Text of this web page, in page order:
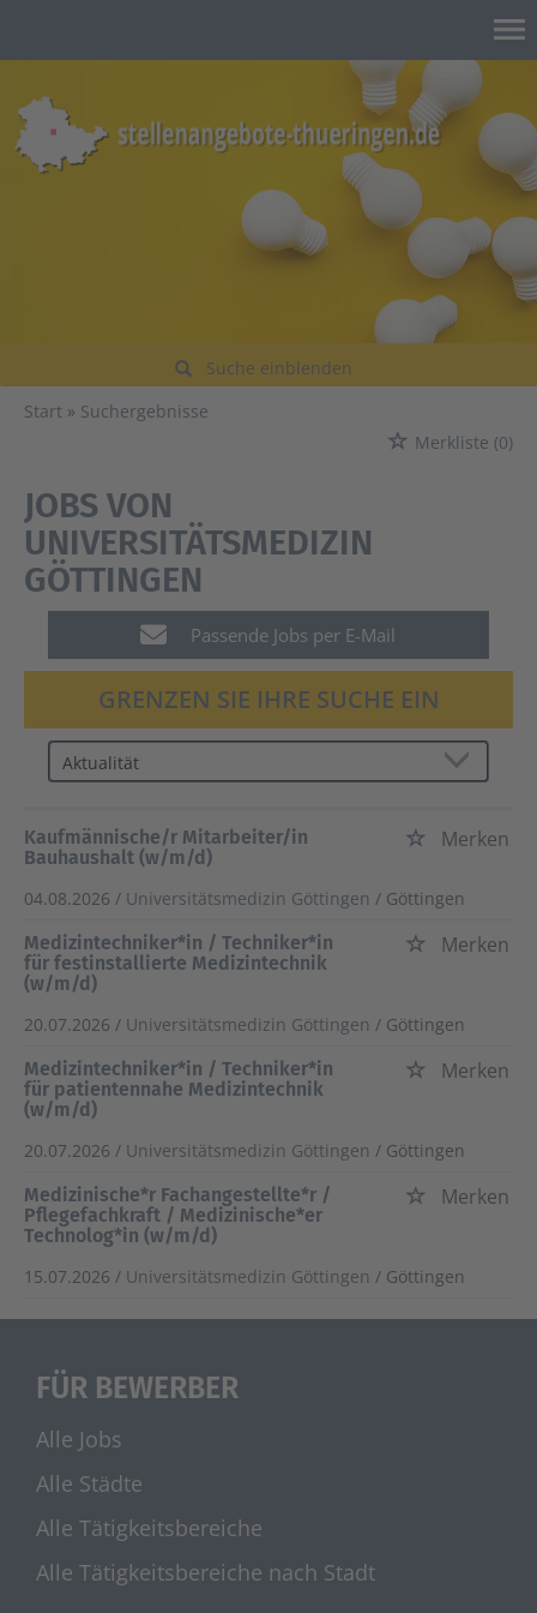
Suche einblenden
Start
Suchergebnisse
Merkliste (0)
JOBS VON
UNIVERSITÄTSMEDIZIN
GÖTTINGEN
Passende Jobs per E-Mail
GRENZEN SIE IHRE SUCHE EIN
Kaufmännische/r Mitarbeiter/in
Bauhaushalt (w/m/d)
Merken
04.08.2026 / Universitätsmedizin Göttingen / Göttingen
Medizintechniker*in / Techniker*in
für festinstallierte Medizintechnik
(w/m/d)
Merken
20.07.2026 / Universitätsmedizin Göttingen / Göttingen
Medizintechniker*in / Techniker*in
für patientennahe Medizintechnik
(w/m/d)
Merken
20.07.2026 / Universitätsmedizin Göttingen / Göttingen
Medizinische*r Fachangestellte*r /
Pflegefachkraft / Medizinische*er
Technolog*in (w/m/d)
Merken
15.07.2026 / Universitätsmedizin Göttingen / Göttingen
FÜR BEWERBER
Alle Jobs
Alle Städte
Alle Tätigkeitsbereiche
Alle Tätigkeitsbereiche nach Stadt